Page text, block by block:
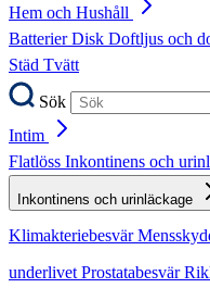
Hem och Hushåll
BatterierDisk Doftljus och
Städ Tvätt
Sök
Intim
Flatlöss Inkontinens och
Inkontinens och urinläckage
Klimakteriebesvär
underlivetProstatabesvär